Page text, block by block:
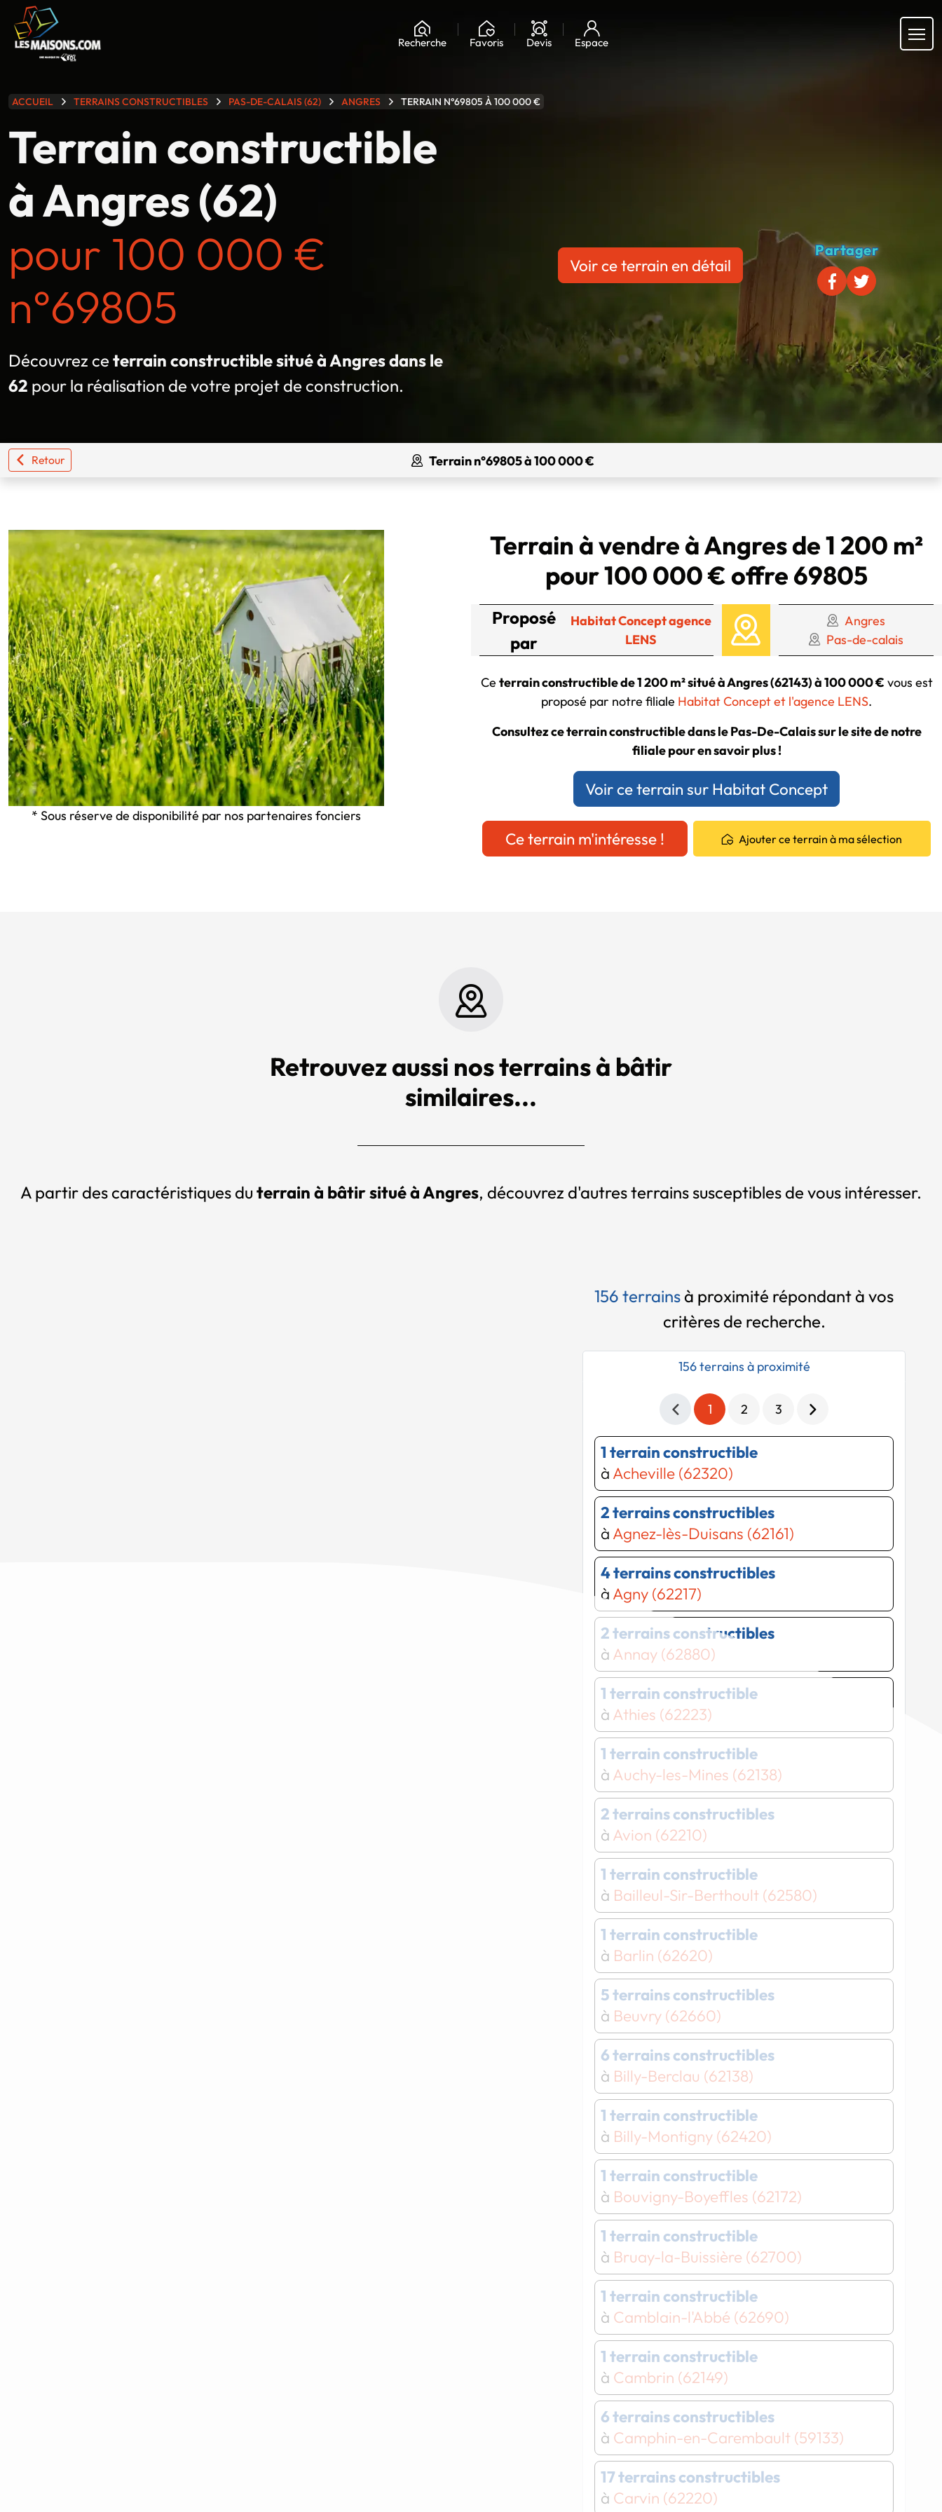
Recherche
Chargement...
Favoris Devis Espace
gamme
ACCUEIL TERRAINS CONSTRUCTIBLES PAS-DE-CALAIS (62) ANGRES TERRAIN N°69805 À 100 000 €
Terrain constructible
à Angres (62)
pour 100 000 €
n°69805
Découvrez ce terrain constructible situé à Angres dans le
62 pour la réalisation de votre projet de construction.
Voir ce terrain en détail
Partager
Retour Terrain n°69805 à 100 000 €
Terrain à vendre à Angres de 1 200 m²
pour 100 000 € offre 69805
Proposé
par
Habitat Concept agence
LENS
Angres
Pas-de-calais
Ce terrain constructible de 1 200 m² situé à Angres (62143) à 100 000 € vous est
proposé par notre filiale Habitat Concept et l'agence LENS.
Consultez ce terrain constructible dans le Pas-De-Calais sur le site de notre
filiale pour en savoir plus !
Voir ce terrain sur Habitat Concept
Ce terrain m'intéresse ! Ajouter ce terrain à ma sélection
* Sous réserve de disponibilité par nos partenaires fonciers
Retrouvez aussi nos terrains à bâtir
similaires...
A partir des caractéristiques du terrain à bâtir situé à Angres, découvrez d'autres terrains susceptibles de vous intéresser.
156 terrainsà proximité répondant à vos
critères de recherche.
Chargement...
156 terrains à proximité
Chargement...
1 2 3
1 terrain constructible
à Acheville (62320)
2 terrains constructibles
à Agnez-lès-Duisans (62161)
4 terrains constructibles
à Agny (62217)
2 terrains constructibles
à Annay (62880)
1 terrain constructible
à Athies (62223)
1 terrain constructible
à Auchy-les-Mines (62138)
2 terrains constructibles
à Avion (62210)
1 terrain constructible
à Bailleul-Sir-Berthoult (62580)
1 terrain constructible
à Barlin (62620)
5 terrains constructibles
à Beuvry (62660)
6 terrains constructibles
à Billy-Berclau (62138)
1 terrain constructible
à Billy-Montigny (62420)
1 terrain constructible
à Bouvigny-Boyeffles (62172)
1 terrain constructible
à Bruay-la-Buissière (62700)
1 terrain constructible
à Camblain-l'Abbé (62690)
1 terrain constructible
à Cambrin (62149)
6 terrains constructibles
à Camphin-en-Carembault (59133)
17 terrains constructibles
à Carvin (62220)